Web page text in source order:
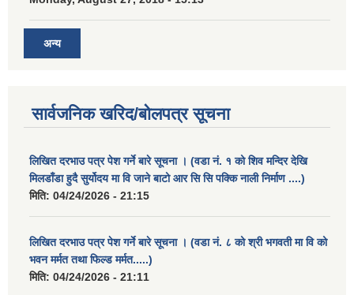
अन्य
सार्वजनिक खरिद/बोलपत्र सूचना
लिखित दरभाउ पत्र पेश गर्ने बारे सूचना । (वडा नं. १ को शिव मन्दिर देखि
मिलडाँडा हुदै सुर्योदय मा वि जाने बाटो आर सि सि पक्कि नाली निर्माण ....)
मिति: 04/24/2026 - 21:15
लिखित दरभाउ पत्र पेश गर्ने बारे सूचना । (वडा नं. ८ को श्री भगवती मा वि को
भवन मर्मत तथा फिल्ड मर्मत.....)
मिति: 04/24/2026 - 21:11